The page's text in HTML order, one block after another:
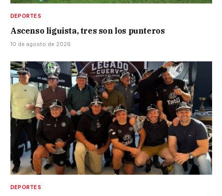
DEPORTES
Ascenso liguista, tres son los punteros
10 de agosto de 2026
DEPORTES